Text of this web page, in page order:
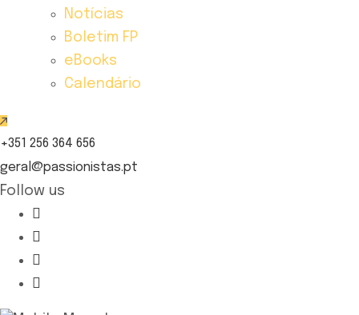
Notícias
Boletim FP
eBooks
Calendário
+351 256 364 656
geral@passionistas.pt
Follow us